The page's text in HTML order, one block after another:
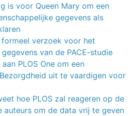
is voor Queen Mary om een
gegevens als
verzoek voor het
van de PACE-studie
PLOS One om een
uit te vaardigen voor
hoe PLOS zal reageren op de
auteurs om de data vrij te geven